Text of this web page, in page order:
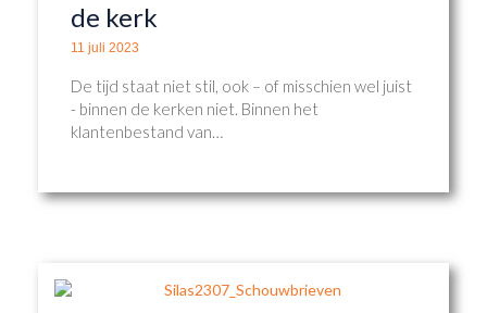
de kerk
11 juli 2023
De tijd staat niet stil, ook – of misschien wel juist
- binnen de kerken niet. Binnen het
klantenbestand van…